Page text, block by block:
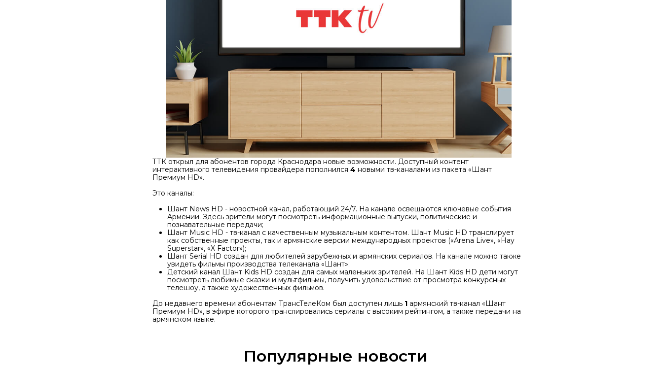
ТТК открыл для абонентов города Краснодара новые возможности. Доступный контент
интерактивного телевидения провайдера пополнился 4 новыми тв-каналами из пакета «Шант
Премиум HD».
Это каналы:
Шант News HD - новостной канал, работающий 24/7. На канале освещаются ключевые события
Армении. Здесь зрители могут посмотреть информационные выпуски, политические и
познавательные передачи;
Шант Music HD - тв-канал с качественным музыкальным контентом. Шант Music HD транслирует
как собственные проекты, так и армянские версии международных проектов («Arena Live», «Hay
Superstar», «X Factor»);
Шант Serial HD создан для любителей зарубежных и армянских сериалов. На канале можно также
увидеть фильмы производства телеканала «Шант»;
Детский канал Шант Kids HD создан для самых маленьких зрителей. На Шант Kids HD дети могут
посмотреть любимые сказки и мультфильмы, получить удовольствие от просмотра конкурсных
телешоу, а также художественных фильмов.
До недавнего времени абонентам ТрансТелеКом был доступен лишь 1армянский тв-канал «Шант
Премиум HD», в эфире которого транслировались сериалы с высоким рейтингом, а также передачи на
армянском языке.
Популярные новости